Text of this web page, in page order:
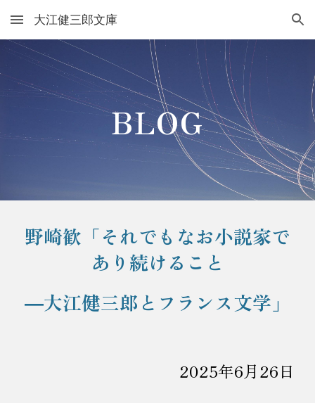
Skip to main content Skip to navigation
大江健三郎文庫
BLOG
野崎歓「それでもなお小説家で
あり続けること
―大江健三郎とフランス文学」
2025年6月26日